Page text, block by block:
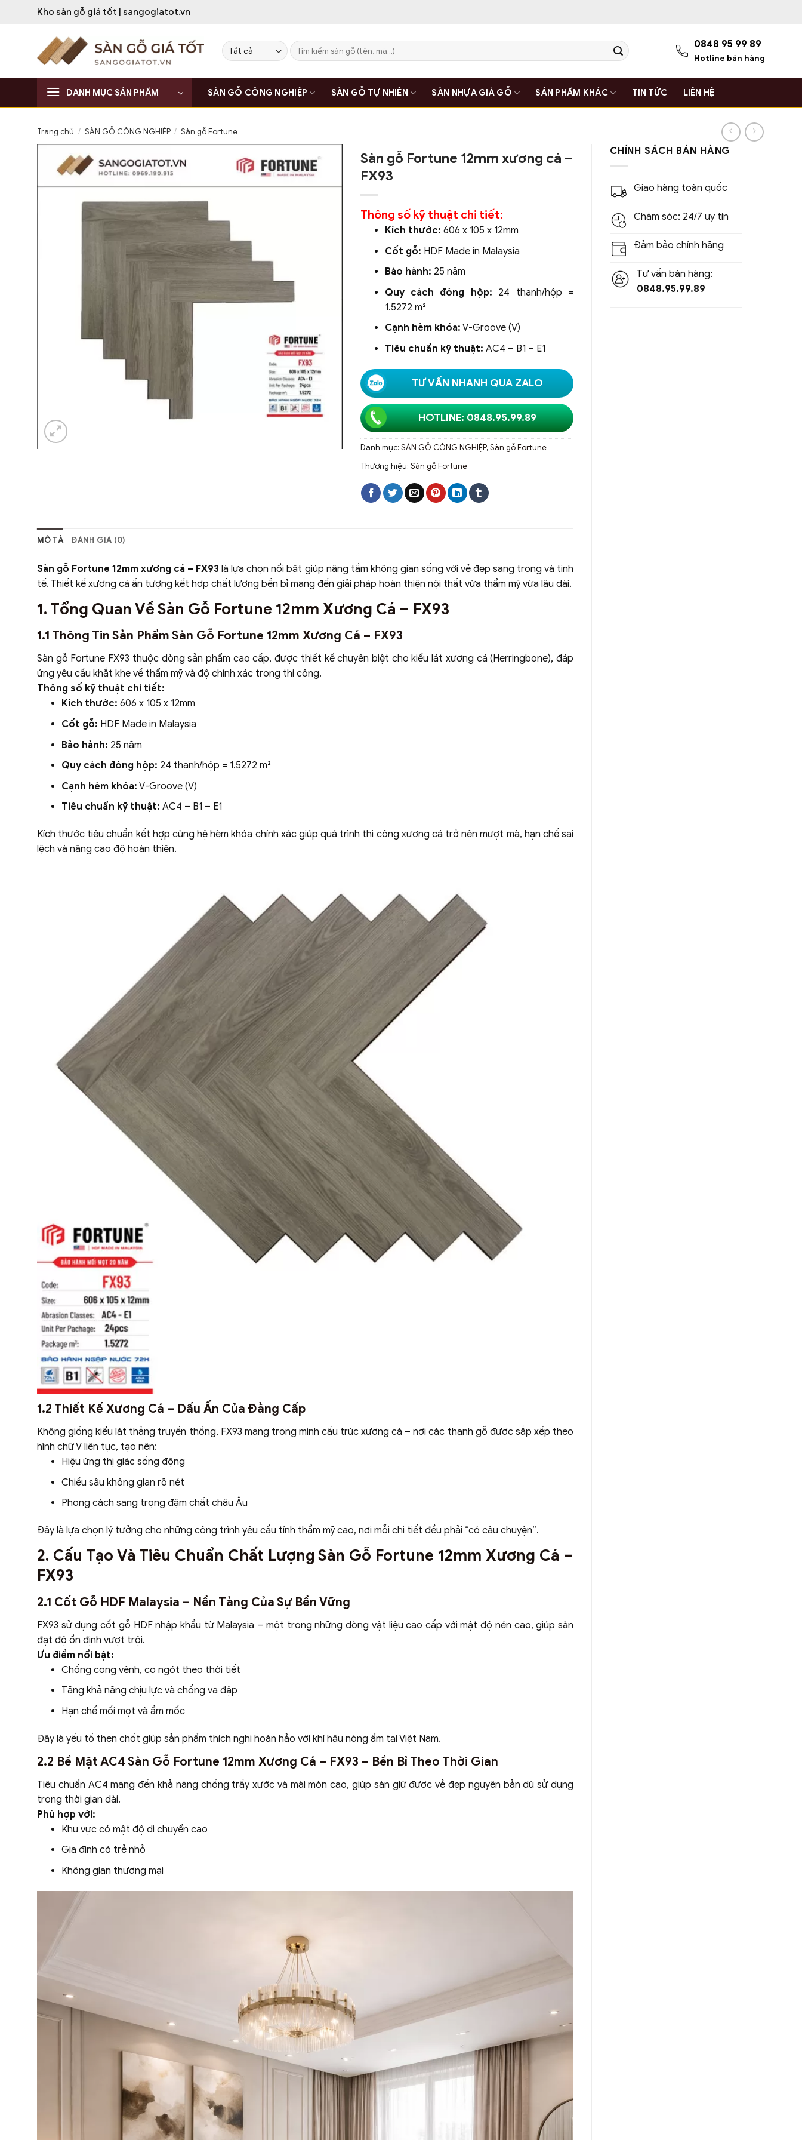
Kho sàn gỗ giá tốt | sangogiatot.vn
Tìm
kiếm:
0848 95 99 89
Hotline bán hàng
DANH MỤC SẢN PHẨM SÀN GỖ CÔNG NGHIỆP SÀN GỖ TỰ NHIÊN SÀN NHỰA GIẢ GỖ SẢN PHẨM KHÁC TIN TỨC LIÊN HỆ
Trang chủ / SÀN GỖ CÔNG NGHIỆP / Sàn gỗ Fortune
CHÍNH SÁCH BÁN HÀNG
Giao hàng toàn quốc
Chăm sóc: 24/7 uy tín
Đảm bảo chính hãng
Tư vấn bán hàng:
0848.95.99.89
Sàn gỗ Fortune 12mm xương cá –
FX93
Thông số kỹ thuật chi tiết:
Kích thước: 606 x 105 x 12mm
Cốt gỗ: HDF Made in Malaysia
Bảo hành: 25 năm
Quy cách đóng hộp: 24 thanh/hộp =
1.5272 m²
Cạnh hèm khóa: V-Groove (V)
Tiêu chuẩn kỹ thuật: AC4 – B1 – E1
TƯ VẤN NHANH QUA ZALO
HOTLINE: 0848.95.99.89
Danh mục: SÀN GỖ CÔNG NGHIỆP,Sàn gỗ Fortune
Thương hiệu: Sàn gỗ Fortune
MÔ TẢ ĐÁNH GIÁ (0)
Sàn gỗ Fortune 12mm xương cá – FX93 là lựa chọn nổi bật giúp nâng tầm không gian sống với vẻ đẹp sang trọng và tinh
tế. Thiết kế xương cá ấn tượng kết hợp chất lượng bền bỉ mang đến giải pháp hoàn thiện nội thất vừa thẩm mỹ vừa lâu dài.
1. Tổng Quan Về Sàn Gỗ Fortune 12mm Xương Cá – FX93
1.1 Thông Tin Sản Phẩm Sàn Gỗ Fortune 12mm Xương Cá – FX93
Sàn gỗ Fortune FX93 thuộc dòng sản phẩm cao cấp, được thiết kế chuyên biệt cho kiểu lát xương cá (Herringbone), đáp
ứng yêu cầu khắt khe về thẩm mỹ và độ chính xác trong thi công.
Thông số kỹ thuật chi tiết:
Kích thước: 606 x 105 x 12mm
Cốt gỗ: HDF Made in Malaysia
Bảo hành: 25 năm
Quy cách đóng hộp: 24 thanh/hộp = 1.5272 m²
Cạnh hèm khóa: V-Groove (V)
Tiêu chuẩn kỹ thuật: AC4 – B1 – E1
Kích thước tiêu chuẩn kết hợp cùng hệ hèm khóa chính xác giúp quá trình thi công xương cá trở nên mượt mà, hạn chế sai
lệch và nâng cao độ hoàn thiện.
1.2 Thiết Kế Xương Cá – Dấu Ấn Của Đẳng Cấp
Không giống kiểu lát thẳng truyền thống, FX93 mang trong mình cấu trúc xương cá – nơi các thanh gỗ được sắp xếp theo
hình chữ V liên tục, tạo nên:
Hiệu ứng thị giác sống động
Chiều sâu không gian rõ nét
Phong cách sang trọng đậm chất châu Âu
Đây là lựa chọn lý tưởng cho những công trình yêu cầu tính thẩm mỹ cao, nơi mỗi chi tiết đều phải “có câu chuyện”.
2. Cấu Tạo Và Tiêu Chuẩn Chất Lượng Sàn Gỗ Fortune 12mm Xương Cá –
FX93
2.1 Cốt Gỗ HDF Malaysia – Nền Tảng Của Sự Bền Vững
FX93 sử dụng cốt gỗ HDF nhập khẩu từ Malaysia – một trong những dòng vật liệu cao cấp với mật độ nén cao, giúp sàn
đạt độ ổn định vượt trội.
Ưu điểm nổi bật:
Chống cong vênh, co ngót theo thời tiết
Tăng khả năng chịu lực và chống va đập
Hạn chế mối mọt và ẩm mốc
Đây là yếu tố then chốt giúp sản phẩm thích nghi hoàn hảo với khí hậu nóng ẩm tại Việt Nam.
2.2 Bề Mặt AC4 Sàn Gỗ Fortune 12mm Xương Cá – FX93 – Bền Bỉ Theo Thời Gian
Tiêu chuẩn AC4 mang đến khả năng chống trầy xước và mài mòn cao, giúp sàn giữ được vẻ đẹp nguyên bản dù sử dụng
trong thời gian dài.
Phù hợp với:
Khu vực có mật độ di chuyển cao
Gia đình có trẻ nhỏ
Không gian thương mại